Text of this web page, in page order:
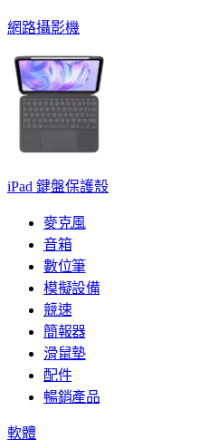
網路攝影機
iPad 鍵盤保護殼
麥克風
音箱
數位筆
模擬設備
競速
簡報器
滑鼠墊
配件
暢銷產品
軟體